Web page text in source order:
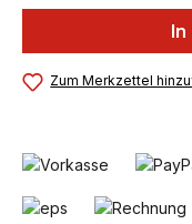
In
Zum Merkzettel